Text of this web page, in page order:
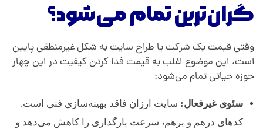
گران‌ترین تمام می‌شود؟
وقتی قیمت یک شرکت یا طراح سایت به شکل غیرمنطقی پایین
است، این موضوع اغلب به قیمت فدا کردن کیفیت در این چهار
حوزه حیاتی تمام می‌شود:
سئوی غیرفعال: سایت ارزان فاقد بهینه‌سازی فنی است.
کدهای درهم و برهم، سرعت بارگذاری را کاهش می‌دهد و